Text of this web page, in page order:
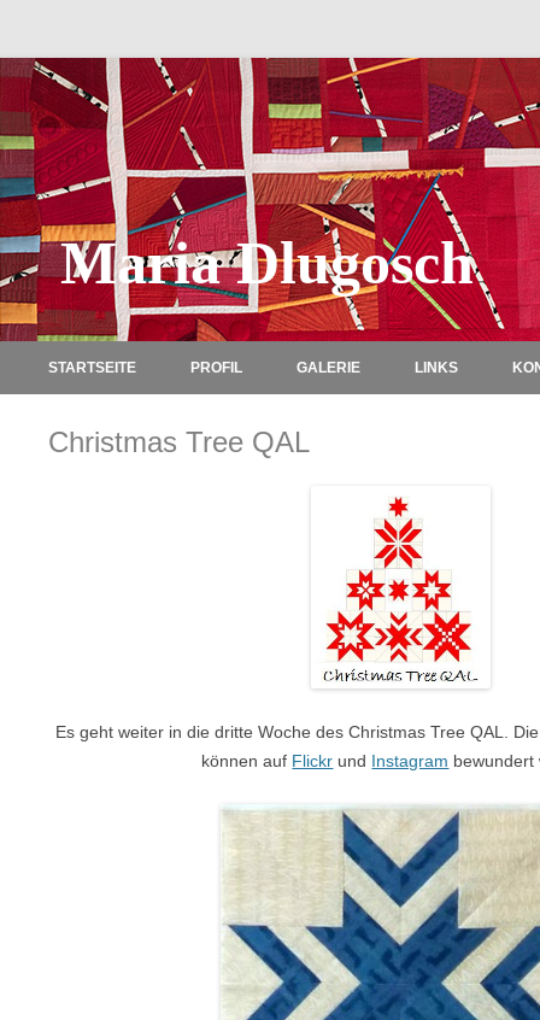
Maria Dlugosch
STARTSEITE PROFIL GALERIE LINKS
Christmas Tree QAL
Es geht weiter in die dritte Woche des Christmas Tree QAL.
können auf Flickr und Instagram bewundert